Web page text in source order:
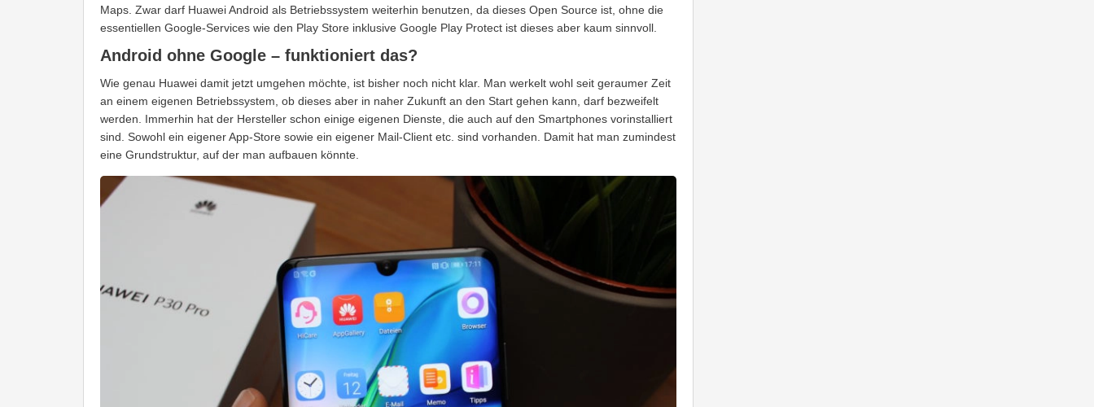
Maps. Zwar darf Huawei Android als Betriebssystem weiterhin benutzen, da dieses Open Source ist, ohne die
essentiellen Google-Services wie den Play Store inklusive Google Play Protect ist dieses aber kaum sinnvoll.
Android ohne Google – funktioniert das?
Wie genau Huawei damit jetzt umgehen möchte, ist bisher noch nicht klar. Man werkelt wohl seit geraumer Zeit
an einem eigenen Betriebssystem, ob dieses aber in naher Zukunft an den Start gehen kann, darf bezweifelt
werden. Immerhin hat der Hersteller schon einige eigenen Dienste, die auch auf den Smartphones vorinstalliert
sind. Sowohl ein eigener App-Store sowie ein eigener Mail-Client etc. sind vorhanden. Damit hat man zumindest
eine Grundstruktur, auf der man aufbauen könnte.